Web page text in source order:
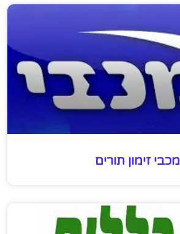
מכבי זימון תורים